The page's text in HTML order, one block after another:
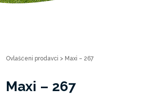
Ovlašćeni prodavci > Maxi – 267
Maxi – 267